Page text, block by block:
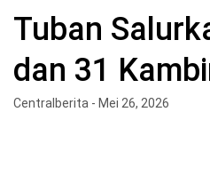
Tuban
dan 31
Centralberita - Mei 26, 2026